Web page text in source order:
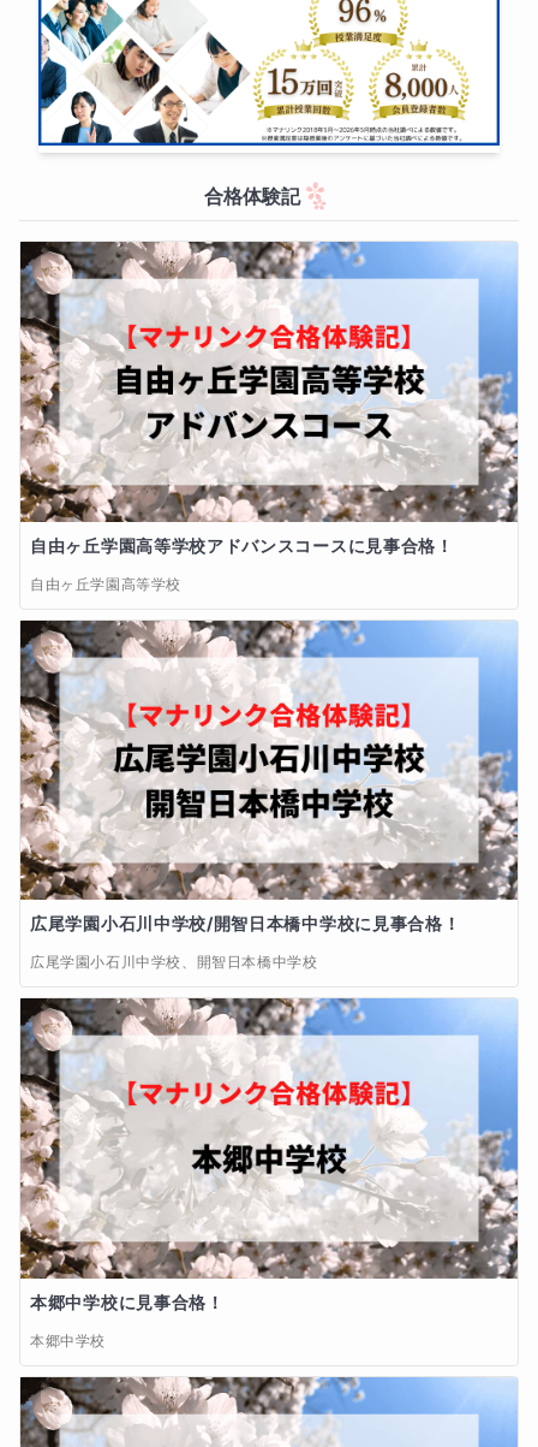
合格体験記
自由ヶ丘学園高等学校アドバンスコースに見事合格！
自由ヶ丘学園高等学校
広尾学園小石川中学校/開智日本橋中学校に見事合格！
広尾学園小石川中学校、開智日本橋中学校
本郷中学校に見事合格！
本郷中学校